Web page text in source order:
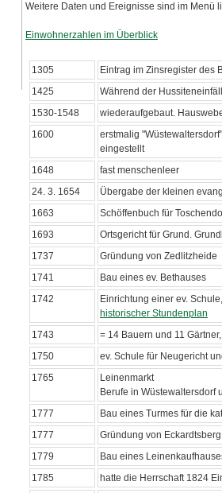
Weitere Daten und Ereignisse sind im Menü
Einwohnerzahlen im Überblick
1305 Eintrag im Zinsregister des
1425
Während der
1530-1548
wiederaufgebaut.
1600
erstmalig
eingestellt
1648
fast menschenleer
24. 3. 1654
Übergabe der kleinen
1663
Schöffenbuch für
1693
Ortsgericht für Grund.
1737
Gründung von Zedlitzheide
1741
Bau eines ev. Bethauses
1742
Einrichtung einer ev.
historischer Stundenplan
1743
= 14 Bauern und 11
1750
ev. Schule für Neugericht
1765
Leinenmarkt
Berufe in Wüstewaltersdorf
1777
Bau eines Turmes für die
1777
Gründung von Eckardtsberg
1779
Bau eines
1785
hatte die Herrschaft 1824